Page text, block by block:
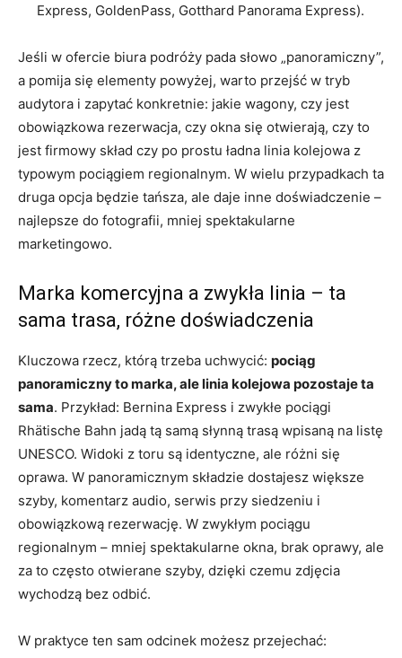
Express, GoldenPass, Gotthard Panorama Express).
Jeśli w ofercie biura podróży pada słowo „panoramiczny”,
a pomija się elementy powyżej, warto przejść w tryb
audytora i zapytać konkretnie: jakie wagony, czy jest
obowiązkowa rezerwacja, czy okna się otwierają, czy to
jest firmowy skład czy po prostu ładna linia kolejowa z
typowym pociągiem regionalnym. W wielu przypadkach ta
druga opcja będzie tańsza, ale daje inne doświadczenie –
najlepsze do fotografii, mniej spektakularne
marketingowo.
Marka komercyjna a zwykła linia – ta
sama trasa, różne doświadczenia
Kluczowa rzecz, którą trzeba uchwycić: pociąg
panoramiczny to marka, ale linia kolejowa pozostaje ta
sama. Przykład: Bernina Express i zwykłe pociągi
Rhätische Bahn jadą tą samą słynną trasą wpisaną na listę
UNESCO. Widoki z toru są identyczne, ale różni się
oprawa. W panoramicznym składzie dostajesz większe
szyby, komentarz audio, serwis przy siedzeniu i
obowiązkową rezerwację. W zwykłym pociągu
regionalnym – mniej spektakularne okna, brak oprawy, ale
za to często otwierane szyby, dzięki czemu zdjęcia
wychodzą bez odbić.
W praktyce ten sam odcinek możesz przejechać: